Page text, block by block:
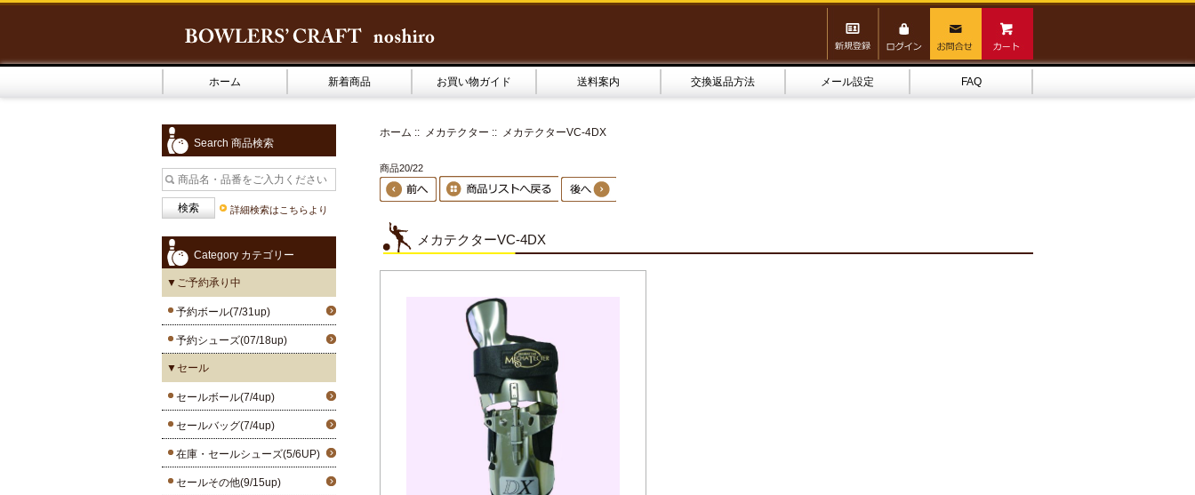
ホーム 新着商品 お買い物ガイド 送料案内 交換返品方法 メール設定 FAQ
Search 商品検索
詳細検索はこちらより
Category カテゴリー
▼ご予約承り中
予約ボール(7/31up)
予約シューズ(07/18up)
▼セール
セールボール(7/4up)
セールバッグ(7/4up)
在庫・セールシューズ(5/6UP)
セールその他(9/15up)
ホーム :: メカテクター :: メカテクターVC-4DX
商品20/22
メカテクターVC-4DX